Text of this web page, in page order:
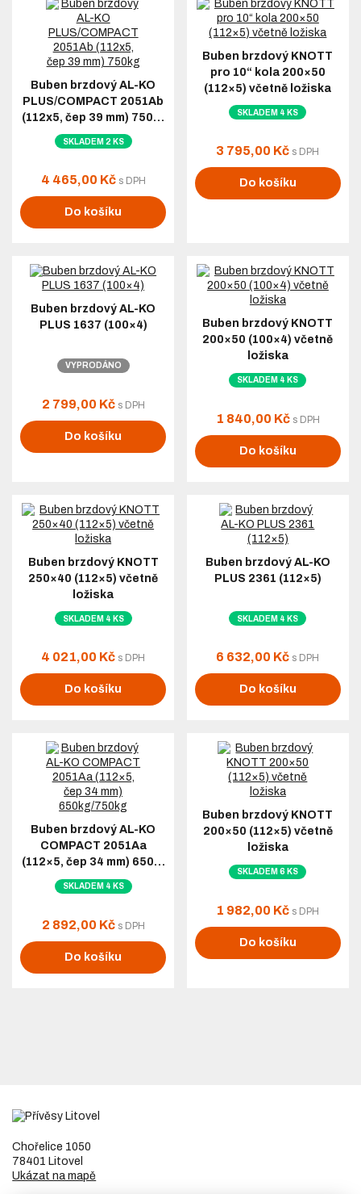
Buben brzdový AL-KO
PLUS/COMPACT 2051Ab
(112x5, čep 39 mm) 750…
SKLADEM 2 KS
4 465,00 Kč s DPH
Do košíku
Buben brzdový KNOTT
pro 10“ kola 200×50
(112×5) včetně ložiska
SKLADEM 4 KS
3 795,00 Kč s DPH
Do košíku
Buben brzdový AL-KO
PLUS 1637 (100×4)
VYPRODÁNO
2 799,00 Kč s DPH
Do košíku
Buben brzdový KNOTT
200×50 (100×4) včetně
ložiska
SKLADEM 4 KS
1 840,00 Kč s DPH
Do košíku
Buben brzdový KNOTT
250×40 (112×5) včetně
ložiska
SKLADEM 4 KS
4 021,00 Kč s DPH
Do košíku
Buben brzdový AL-KO
PLUS 2361 (112×5)
SKLADEM 4 KS
6 632,00 Kč s DPH
Do košíku
Buben brzdový AL-KO
COMPACT 2051Aa
(112×5, čep 34 mm) 650…
SKLADEM 4 KS
2 892,00 Kč s DPH
Do košíku
Buben brzdový KNOTT
200×50 (112×5) včetně
ložiska
SKLADEM 6 KS
1 982,00 Kč s DPH
Do košíku
Chořelice 1050
78401 Litovel
Ukázat na mapě